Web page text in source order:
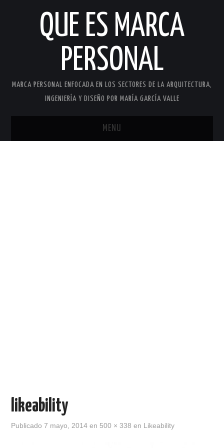
QUE ES MARCA
PERSONAL
MARCA PERSONAL ENFOCADA EN LOS SECTORES DE LA ARQUITECTURA,
INGENIERÍA Y DISEÑO POR MARÍA GARCÍA VALLE
MENU
likeability
Publicado7 mayo, 2014 en 500 × 338 en Likeability